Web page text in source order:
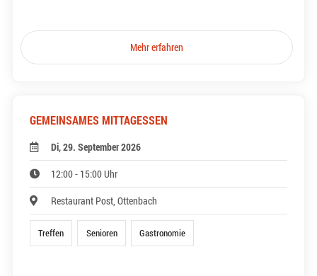
Mehr erfahren
GEMEINSAMES MITTAGESSEN
Di, 29. September 2026
12:00 - 15:00 Uhr
Restaurant Post, Ottenbach
Treffen Senioren Gastronomie